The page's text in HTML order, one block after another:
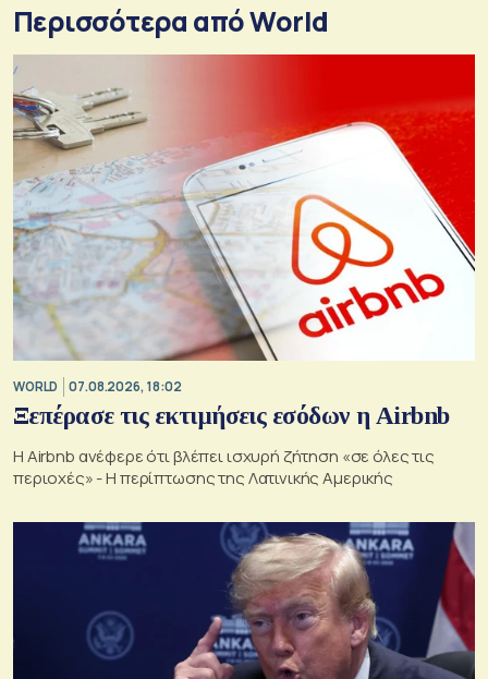
Περισσότερα από World
WORLD 07.08.2026, 18:02
Ξεπέρασε τις εκτιμήσεις εσόδων η Airbnb
Η Airbnb ανέφερε ότι βλέπει ισχυρή ζήτηση «σε όλες τις
περιοχές» - Η περίπτωσης της Λατινικής Αμερικής